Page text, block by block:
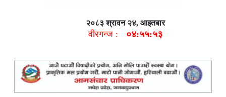
२०८३ श्रावन २४, आइतबार
वीरगन्ज : ०४:५५:५४